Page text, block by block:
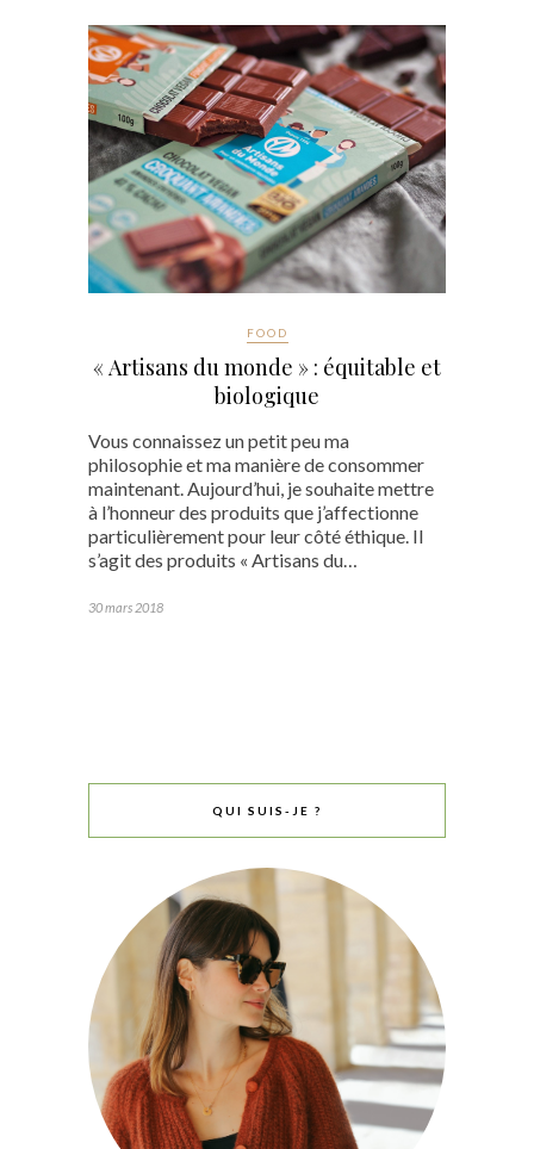
FOOD
« Artisans du monde » : équitable et
biologique
Vous connaissez un petit peu ma
philosophie et ma manière de consommer
maintenant. Aujourd’hui, je souhaite mettre
à l’honneur des produits que j’affectionne
particulièrement pour leur côté éthique. Il
s’agit des produits « Artisans du…
30 mars 2018
QUI SUIS-JE ?